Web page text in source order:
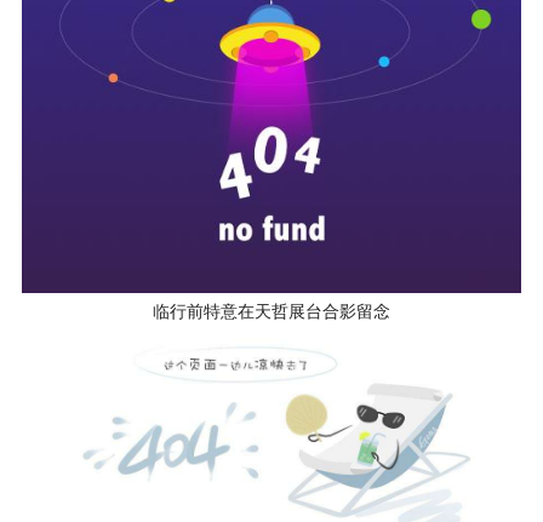
临行前特意在天哲展台合影留念